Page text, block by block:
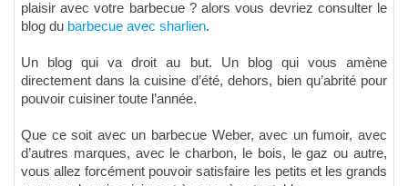
plaisir avec votre barbecue ? alors vous devriez consulter le
blog du barbecue avec sharlien.
Un blog qui va droit au but. Un blog qui vous amène
directement dans la cuisine d’été, dehors, bien qu’abrité pour
pouvoir cuisiner toute l’année.
Que ce soit avec un barbecue Weber, avec un fumoir, avec
d’autres marques, avec le charbon, le bois, le gaz ou autre,
vous allez forcément pouvoir satisfaire les petits et les grands